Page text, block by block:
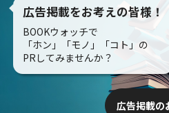
広告掲載をお考えの皆様！
BOOKウォッチで
「ホン」「モノ」「コト」の
PRしてみませんか？
広告掲載の